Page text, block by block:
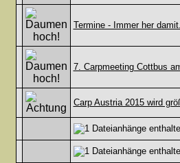
Termine - Immer her
7. Carpmeeting Cottbus
Carp Austria 2015 wird